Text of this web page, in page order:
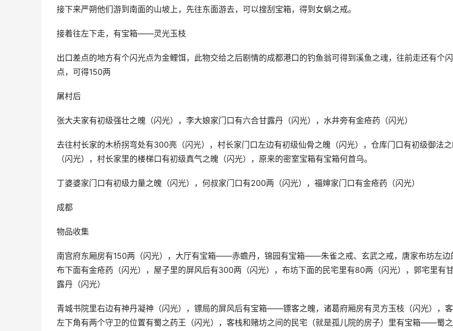
接下来严朔他们游到南面的山坡上，先往东面游去，可以搜刮宝箱，得到女蜗之戒。
接着往左下走，有宝箱——灵光玉枝
出口差点的地方有个闪光点为金鲤饵，此物交给之后剧情的成都港口的钓鱼翁可得到溪鱼之魂，往前走还有个
点，可得150两
屠村后
张大夫家有初级强壮之魄（闪光），李大娘家门口有六合甘露丹（闪光），水井旁有金疮药（闪光）
去往村长家的木桥拐弯处有300亮（闪光），村长家门口左边有初级仙骨之魄（闪光），仓库门口有初级御法
（闪光），村长家里的楼梯口有初级真气之魄（闪光），原来的密室宝箱有宝箱何首乌。
丁婆婆家门口有初级力量之魄（闪光），何叔家门口有200两（闪光），福婶家门口有金疮药（闪光）
成都
物品收集
南宫府东厢房有150两（闪光），大厅有宝箱——赤蟾丹，锦园有宝箱——朱雀之戒、玄武之戒，唐家布坊左边
布下面有金疮药（闪光），屋子里的屏风后有300两（闪光），布坊下面的民宅里有80两（闪光），郭宅里有
露丹（闪光）
青城书院里右边有神丹凝神（闪光），镖局的屏风后有宝箱——镖客之魄，诸葛府厢房有灵方玉枝（闪光），
左下角有两个守卫的位置有蜀之药王（闪光），客栈和赌坊之间的民宅（就是孤儿院的房子）里有宝箱——蜀